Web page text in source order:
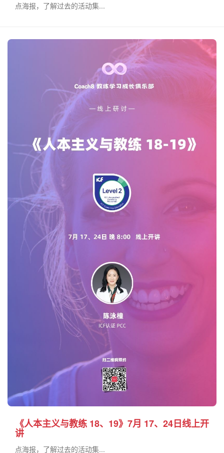
点海报，了解过去的活动集...
《人本主义与教练 18、19》7月 17、24日线上开
讲
点海报，了解过去的活动集...